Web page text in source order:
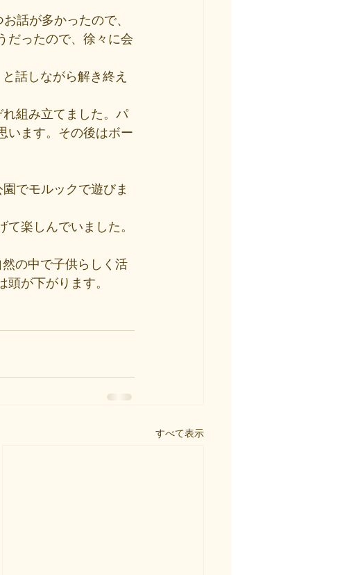
話が多かったので、
だったので、徐々に会
話しながら解き終え
組み立てました。パ
います。その後はボー
でモルックで遊びま
楽しんでいました。
の中で子供らしく活
が下がります。
すべて表示